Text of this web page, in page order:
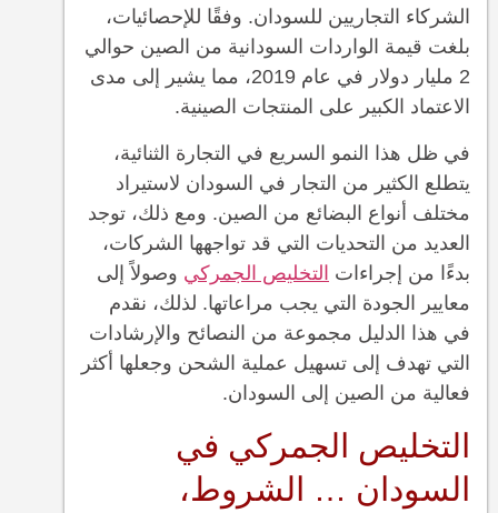
الشركاء التجاريين للسودان. وفقًا للإحصائيات،
بلغت قيمة الواردات السودانية من الصين حوالي
2 مليار دولار في عام 2019، مما يشير إلى مدى
الاعتماد الكبير على المنتجات الصينية.
في ظل هذا النمو السريع في التجارة الثنائية،
يتطلع الكثير من التجار في السودان لاستيراد
مختلف أنواع البضائع من الصين. ومع ذلك، توجد
العديد من التحديات التي قد تواجهها الشركات،
بدءًا من إجراءات التخليص الجمركي وصولاً إلى
معايير الجودة التي يجب مراعاتها. لذلك، نقدم
في هذا الدليل مجموعة من النصائح والإرشادات
التي تهدف إلى تسهيل عملية الشحن وجعلها أكثر
فعالية من الصين إلى السودان.
التخليص الجمركي في
السودان … الشروط،